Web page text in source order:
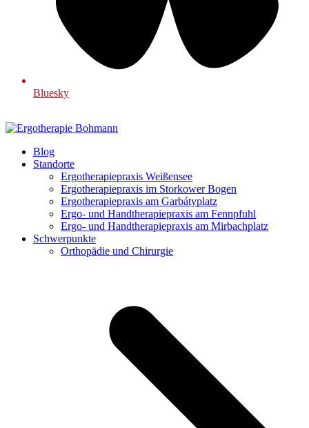
Bluesky
Blog
Standorte
Ergotherapiepraxis Weißensee
Ergotherapiepraxis im Storkower Bogen
Ergotherapiepraxis am Garbátyplatz
Ergo- und Handtherapiepraxis am Fennpfuhl
Ergo- und Handtherapiepraxis am Mirbachplatz
Schwerpunkte
Orthopädie und Chirurgie